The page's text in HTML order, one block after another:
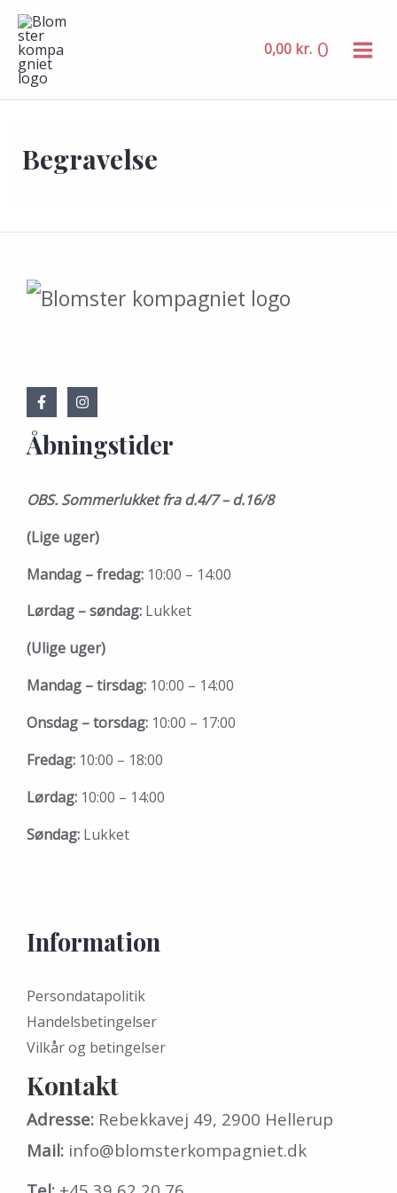
indholdet
0,00 kr. 0
Begravelse
Åbningstider
OBS. Sommerlukket fra d.4/7 – d.16/8
(Lige uger)
Mandag – fredag: 10:00 – 14:00
Lørdag – søndag: Lukket
(Ulige uger)
Mandag – tirsdag: 10:00 – 14:00
Onsdag – torsdag: 10:00 – 17:00
Fredag: 10:00 – 18:00
Lørdag: 10:00 – 14:00
Søndag: Lukket
Information
Persondatapolitik
Handelsbetingelser
Vilkår og betingelser
Kontakt
Adresse: Rebekkavej 49, 2900 Hellerup
Mail: info@blomsterkompagniet.dk